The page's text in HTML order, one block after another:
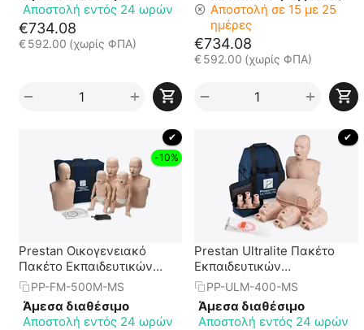
Αποστολή εντός 24 ωρών
€734.08
€ 592.00 (χωρίς ΦΠΑ)
+
−
Αποστολή σε 15 με 25
ημέρες
€734.08
€592.00 (χωρίς ΦΠΑ)
+
−
✔
-10%
Prestan Οικογενειακό
Πακέτο Εκπαιδευτικών
Προπλασμάτων (2
ενηλίκων - 2 βρεφών - 1
παιδιού)
PP-FM-500M-MS
Άμεσα διαθέσιμο
Αποστολή εντός 24 ωρών
✔
Prestan Ultralite Πακέτο
Εκπαιδευτικών
Προπλασμάτων (4
Ενήλικες)
PP-ULM-400-MS
Άμεσα διαθέσιμο
Αποστολή εντός 24 ωρών